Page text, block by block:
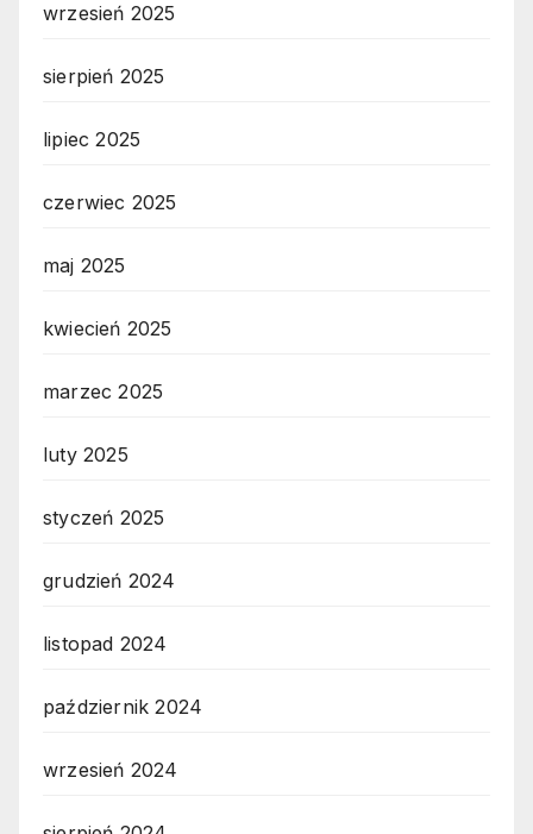
wrzesień 2025
sierpień 2025
lipiec 2025
czerwiec 2025
maj 2025
kwiecień 2025
marzec 2025
luty 2025
styczeń 2025
grudzień 2024
listopad 2024
październik 2024
wrzesień 2024